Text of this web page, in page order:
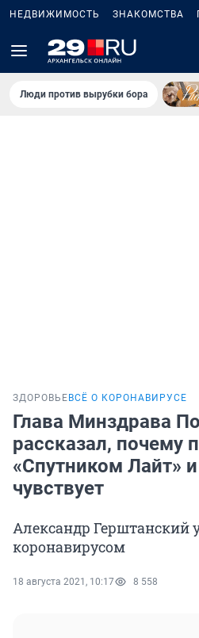
НЕДВИЖИМОСТЬ ЗНАКОМСТВА
Люди против вырубки бора
ЗДОРОВЬЕ ВСЁ О КОРОНАВИРУСЕ
Глава Минздрава
рассказал, почему
«Спутником Лайт»
чувствует
Александр Герштанский
коронавирусом
18 августа 2021, 10:17 8 558